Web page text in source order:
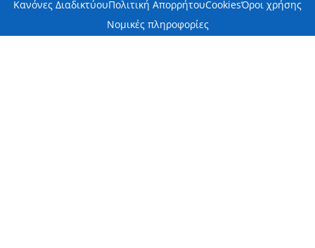
Κανόνες ΔιαδικτύουΠολιτική ΑπορρήτουCookiesΌροι χρήσης
Νομικές πληροφορίες